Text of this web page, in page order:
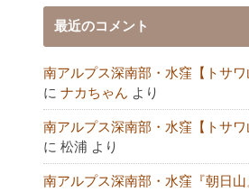
最近のコメント
南アルプス深南部・水窪【トサ
に ナカちゃん より
南アルプス深南部・水窪【トサ
に 松浦 より
南アルプス深南部・水窪『朝日山